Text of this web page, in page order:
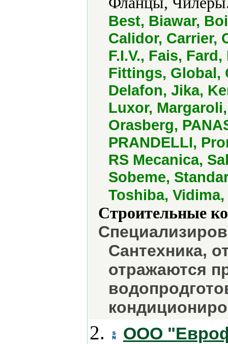
Best, Biawar,
Calidor, Carrier,
F.I.V., Fais,
Fittings, Global,
Delafon, Jika,
Luxor,
Orasberg,
PRANDELLI,
RS Mecanica,
Sobeme,
Toshiba,
Строительные
Сантехника,
отражаются
2. ООО